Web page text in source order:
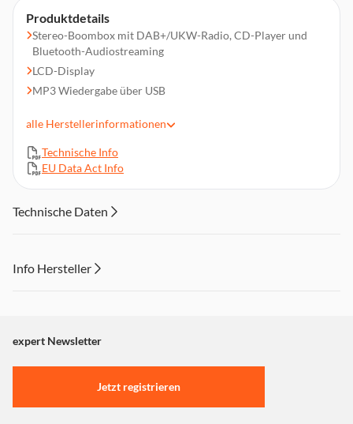
Produktdetails
Stereo-Boombox mit DAB+/UKW-Radio, CD-Player und
Bluetooth-Audiostreaming
LCD-Display
MP3 Wiedergabe über USB
Programmspeicher Favoriten UKW/DAB+: jeweils 30
USB Ladefunktion
Nennspannung: 230 V
Frequenz: 50 Hz
Produktabmessungen (BxHxT): 27 x 11,6 x 21,2 cm, 1,2 kg
alle Herstellerinformationen
Technische Info
EU Data Act Info
Technische Daten
Info Hersteller
"Marketing".
Einstellungen anpassen
expert Newsletter
Jetzt registrieren